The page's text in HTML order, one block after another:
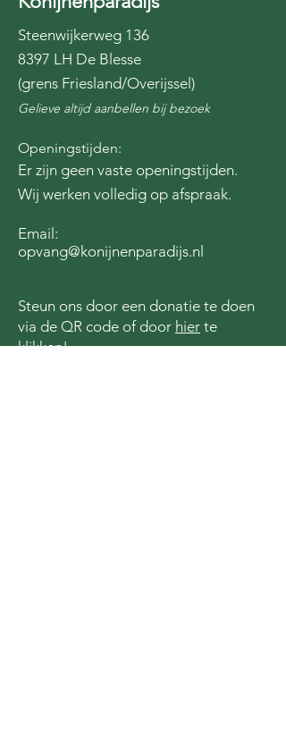
Steenwijkerweg 136
8397 LH De Blesse
(grens Friesland/Overijssel)
Gelieve altijd aanbellen bij bezoek
Openingstijden:
Er zijn geen vaste openingstijden.
Wij werken volledig op afspraak.
Email:
opvang@konijnenparadijs.nl
Steun ons door een donatie te doen
via de QR code of door hier te
klikken!